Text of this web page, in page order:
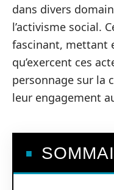
dans divers
l’activisme social.
fascinant, mettant
qu’exercent ces
personnage sur la
leur engagement